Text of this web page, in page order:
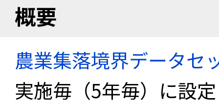
概要
農業集落境界データセ
実施毎（5年毎）に設